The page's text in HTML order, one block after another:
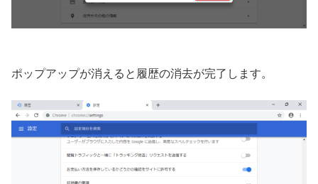
ポップアップが消えると履歴の消去が完了します。